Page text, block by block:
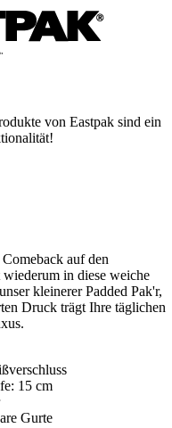
von Eastpak sind ein
auf den
in diese weiche
kleinerer Padded Pak'r,
Druck trägt Ihre täglichen
15 cm
Gurte